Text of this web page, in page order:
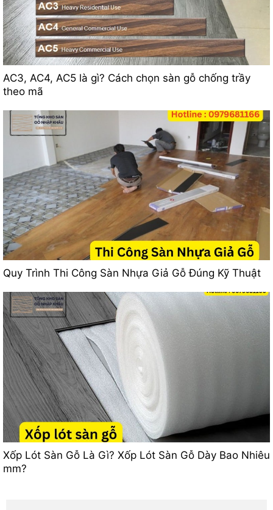
AC3, AC4, AC5 là gì? Cách chọn sàn gỗ chống trầy
theo mã
Quy Trình Thi Công Sàn Nhựa Giả Gỗ Đúng Kỹ Thuật
Xốp Lót Sàn Gỗ Là Gì? Xốp Lót Sàn Gỗ Dày Bao Nhiêu
mm?